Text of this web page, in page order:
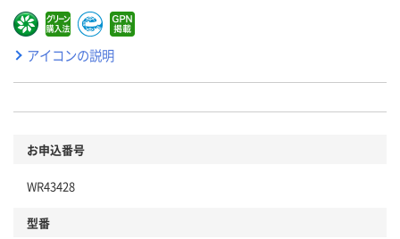
アイコンの説明
お申込番号
WR43428
型番